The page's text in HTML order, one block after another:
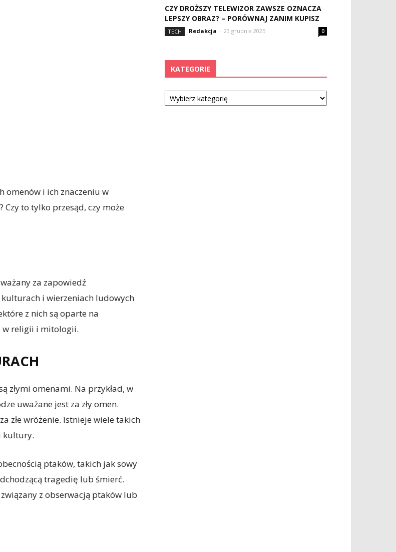
omenów i ich znaczeniu w
Czy to tylko przesąd, czy może
za zapowiedź
i wierzeniach ludowych
z nich są oparte na
w religii i mitologii.
złymi omenami. Na przykład, w
uważane jest za zły omen.
złe wróżenie. Istnieje wiele takich
kultury.
ptaków, takich jak sowy
tragedię lub śmierć.
z obserwacją ptaków lub
CZY DROŻSZY TELEWIZOR ZAWSZE OZNACZA
LEPSZY OBRAZ? – PORÓWNAJ ZANIM KUPISZ
TECH Redakcja - 23 grudnia 2025 0
KATEGORIE
Kategorie